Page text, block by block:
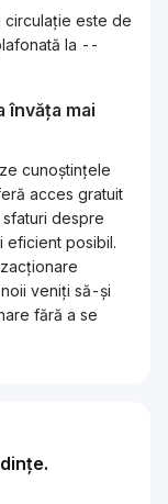
circulație este de
la --
învăța mai
cunoștințele
acces gratuit
despre
eficient posibil.
veniți să-și
fără a se